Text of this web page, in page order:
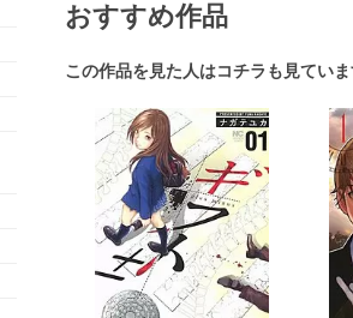
おすすめ作品
この作品を見た人はコチラも見てい